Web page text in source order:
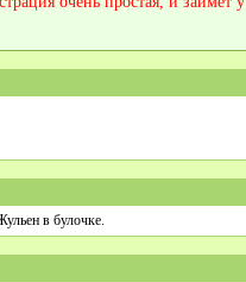
в булочке.